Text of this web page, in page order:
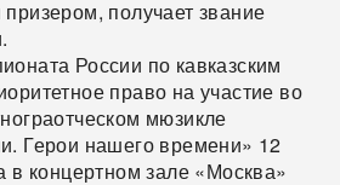
концертный
получает звание
России по кавказским
право на участие во
мюзикле
Герои нашего времени» 12
в концертном зале «Москва»